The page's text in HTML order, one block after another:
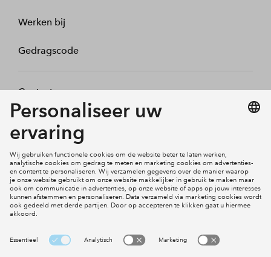
Werken bij
Gedragscode
Contact
Mijn profiel
Social Media